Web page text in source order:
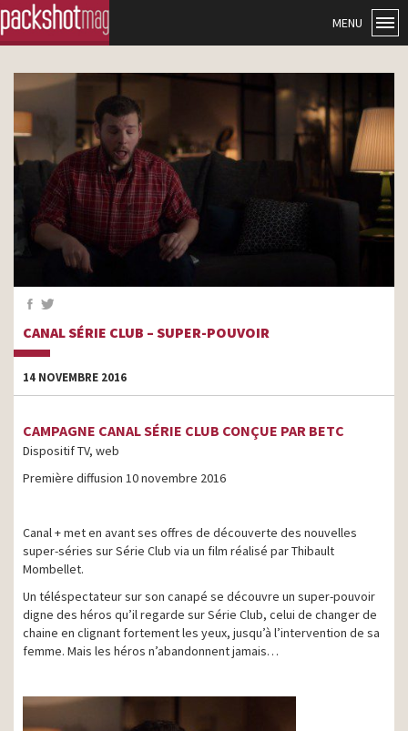
MENU
CANAL SÉRIE CLUB – SUPER-POUVOIR
14 NOVEMBRE 2016
CAMPAGNE CANAL SÉRIE CLUB CONÇUE PAR BETC
Dispositif TV, web
Première diffusion 10 novembre 2016
Canal + met en avant ses offres de découverte des nouvelles
super-séries sur Série Club via un film réalisé par Thibault
Mombellet.
Un téléspectateur sur son canapé se découvre un super-pouvoir
digne des héros qu’il regarde sur Série Club, celui de changer de
chaine en clignant fortement les yeux, jusqu’à l’intervention de sa
femme. Mais les héros n’abandonnent jamais…